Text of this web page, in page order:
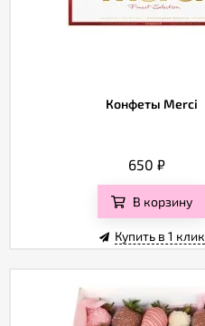
Конфеты Merci
650 ₽
В корзину
Купить в 1 клик